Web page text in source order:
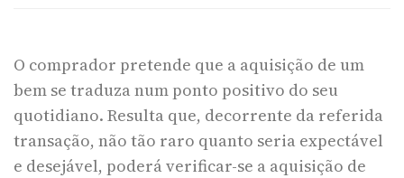
O comprador pretende que a aquisição de um
bem se traduza num ponto positivo do seu
quotidiano. Resulta que, decorrente da referida
transação, não tão raro quanto seria expectável
e desejável, poderá verificar-se a aquisição de